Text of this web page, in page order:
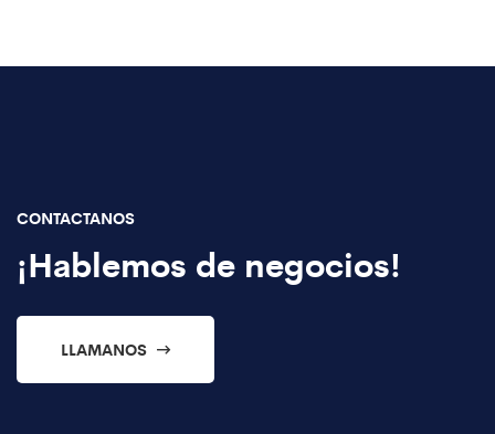
CONTACTANOS
¡Hablemos de negocios!
LLAMANOS